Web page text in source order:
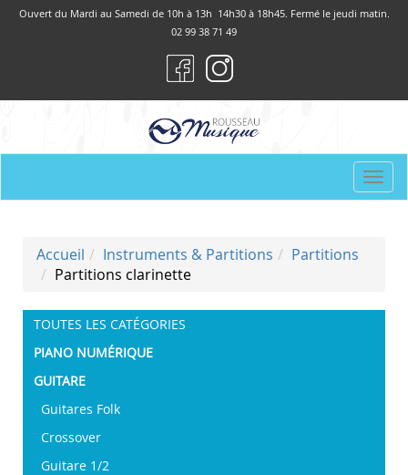
Ouvert du Mardi au Samedi de 10h à 13h 14h30 à 18h45. Fermé le jeudi matin.
02 99 38 71 49
Accueil Instruments & Partitions
Partitions
Partitions clarinette
TOUTES LES CATÉGORIES
PIANO NUMÉRIQUE
GUITARE
Guitares Folk
Crossover
Guitare 1/2
Panneau de gestion des cookies